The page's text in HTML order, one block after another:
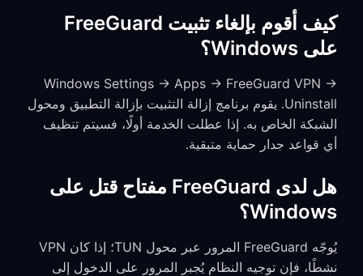
كيف أقوم بإلغاء تثبيت FreeGuard
على Windows؟
Windows Settings → Apps → FreeGuard VPN →
Uninstall. يقوم برنامج إزالة التثبيت بإزالة التطبيق ومحول
الشبكة الخاص به. إذا عطلت الخدمة أولًا، فسيتم تنظيف
أي قواعد جدار حماية متبقية.
هل لدى FreeGuard مفتاح قتل على
Windows؟
يُوجّه FreeGuard المرور عبر محول TUN؛ إذا كان VPN
نشطًا، فإن توجيه النظام يُجبر المرور على الدخول إلى